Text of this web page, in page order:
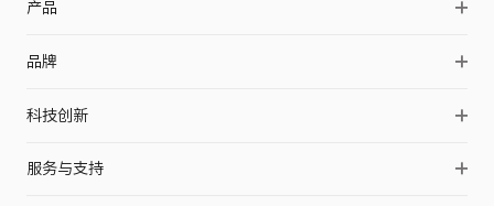
产品
OpenDots Air
OpenFit Pro
品牌
品牌伙伴
科技创新
服务与支持